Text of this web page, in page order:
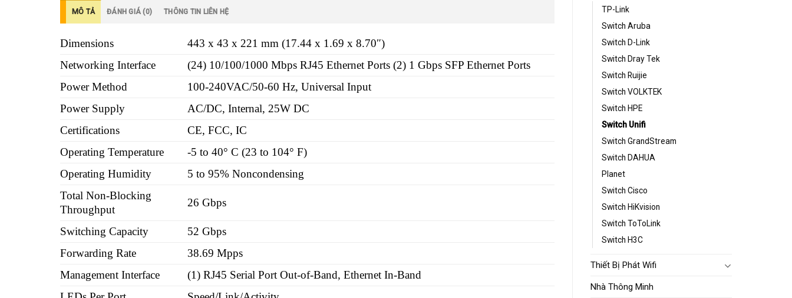
TP-Link
Switch Aruba
Switch D-Link
Switch Dray Tek
Switch Ruijie
Switch VOLKTEK
Switch HPE
Switch Unifi
Switch GrandStream
Switch DAHUA
Planet
Switch Cisco
Switch HiKvision
Switch ToToLink
Switch H3C
Thiết Bị Phát Wifi
Nhà Thông Minh
MÔ TẢ ĐÁNH GIÁ (0) THÔNG TIN LIÊN HỆ
Dimensions
443 x 43 x 221 mm (17.44 x 1.69 x 8.70″)
Networking Interface
(24) 10/100/1000 Mbps RJ45 Ethernet Ports (2) 1 Gbps SFP Ethernet Ports
Power Method
100-240VAC/50-60 Hz, Universal Input
Power Supply
AC/DC, Internal, 25W DC
Certifications
CE, FCC, IC
Operating Temperature
-5 to 40° C (23 to 104° F)
Operating Humidity
5 to 95% Noncondensing
Total Non-Blocking
Throughput
26 Gbps
Switching Capacity
52 Gbps
Forwarding Rate
38.69 Mpps
Management Interface
(1) RJ45 Serial Port Out-of-Band, Ethernet In-Band